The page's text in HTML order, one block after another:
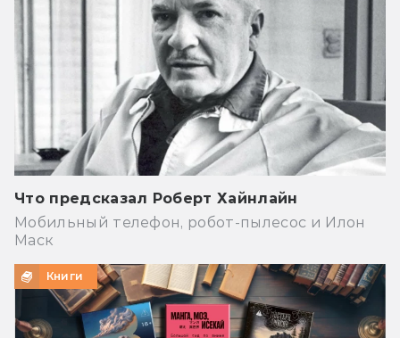
Что предсказал Роберт Хайнлайн
Мобильный телефон, робот-пылесос и Илон
Маск
Книги